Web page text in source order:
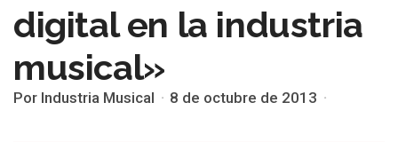
digital en la industria
musical»
Por Industria Musical 8 de octubre de 2013